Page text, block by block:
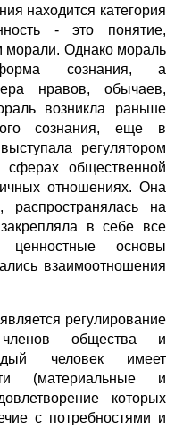
находится категория
- это понятие,
морали. Однако мораль
сознания, а
нравов, обычаев,
возникла раньше
сознания, еще в
регулятором
общественной
отношениях. Она
на
в себе все
основы
взаимоотношения
регулирование
общества и
человек имеет
(материальные и
которых
с потребностями и